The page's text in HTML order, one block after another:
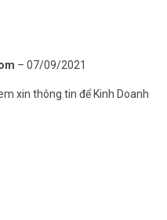
– 07/09/2021
xin thông tin để Kinh Doanh